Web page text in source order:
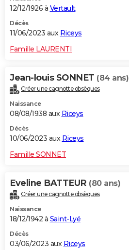
12/12/1926 à Vertault
Décès
11/06/2023 aux Riceys
Famille LAURENTI
Jean-louis SONNET (84 ans)
Créer une cagnotte obsèques
Naissance
08/08/1938 aux Riceys
Décès
10/06/2023 aux Riceys
Famille SONNET
Eveline BATTEUR (80 ans)
Créer une cagnotte obsèques
Naissance
18/12/1942 à Saint-Lyé
Décès
03/06/2023 aux Riceys